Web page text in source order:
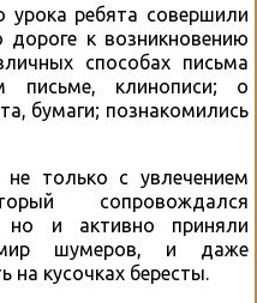
урока ребята совершили
дороге к возникновению
способах письма
письме, клинописи; о
бумаги; познакомились
не только с увлечением
сопровождался
но и активно приняли
мир шумеров, и даже
на кусочках бересты.